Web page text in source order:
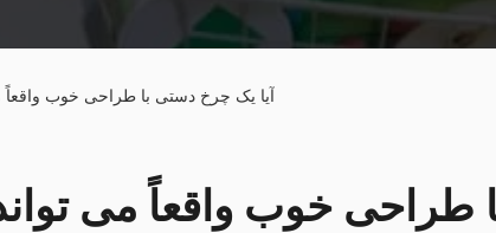
آیا یک چرخ دستی با طراحی خوب واقعاً
طراحی خوب واقعاً می